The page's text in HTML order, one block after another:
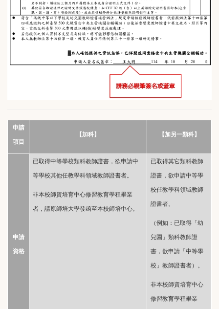
申請
項目
【加科】 【加另一類科】
申請
資格
已取得中等學校類科教師證書，欲申請中
等學校其他任教學科領域教師證書者。
非本校師資培育中心修習教育學程畢業
者，請原師培大學發函至本校師培中心。
已取得其它類科教師
證書，欲申請中等學
校任教學科領域教師
證書者。
（例如：已取得「幼
兒園」類科教師證
書，欲申請「中等學
校」教師證書者）。
非本校師資培育中心
修習教育學程畢業